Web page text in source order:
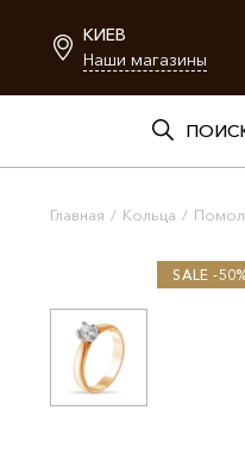
КИЕВ
Наши магазины
Главная / Кольца /
SALE -